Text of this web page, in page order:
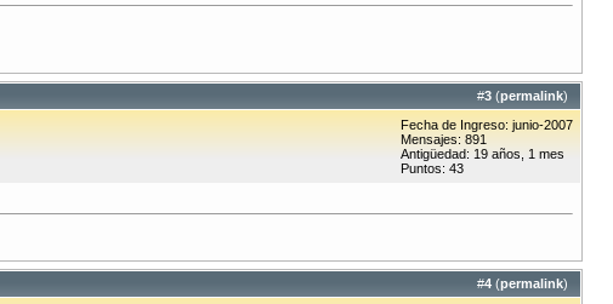
#3 (permalink)
Fecha de Ingreso: junio-2007
Mensajes: 891
Antigüedad: 19 años, 1 mes
Puntos: 43
#4 (permalink)